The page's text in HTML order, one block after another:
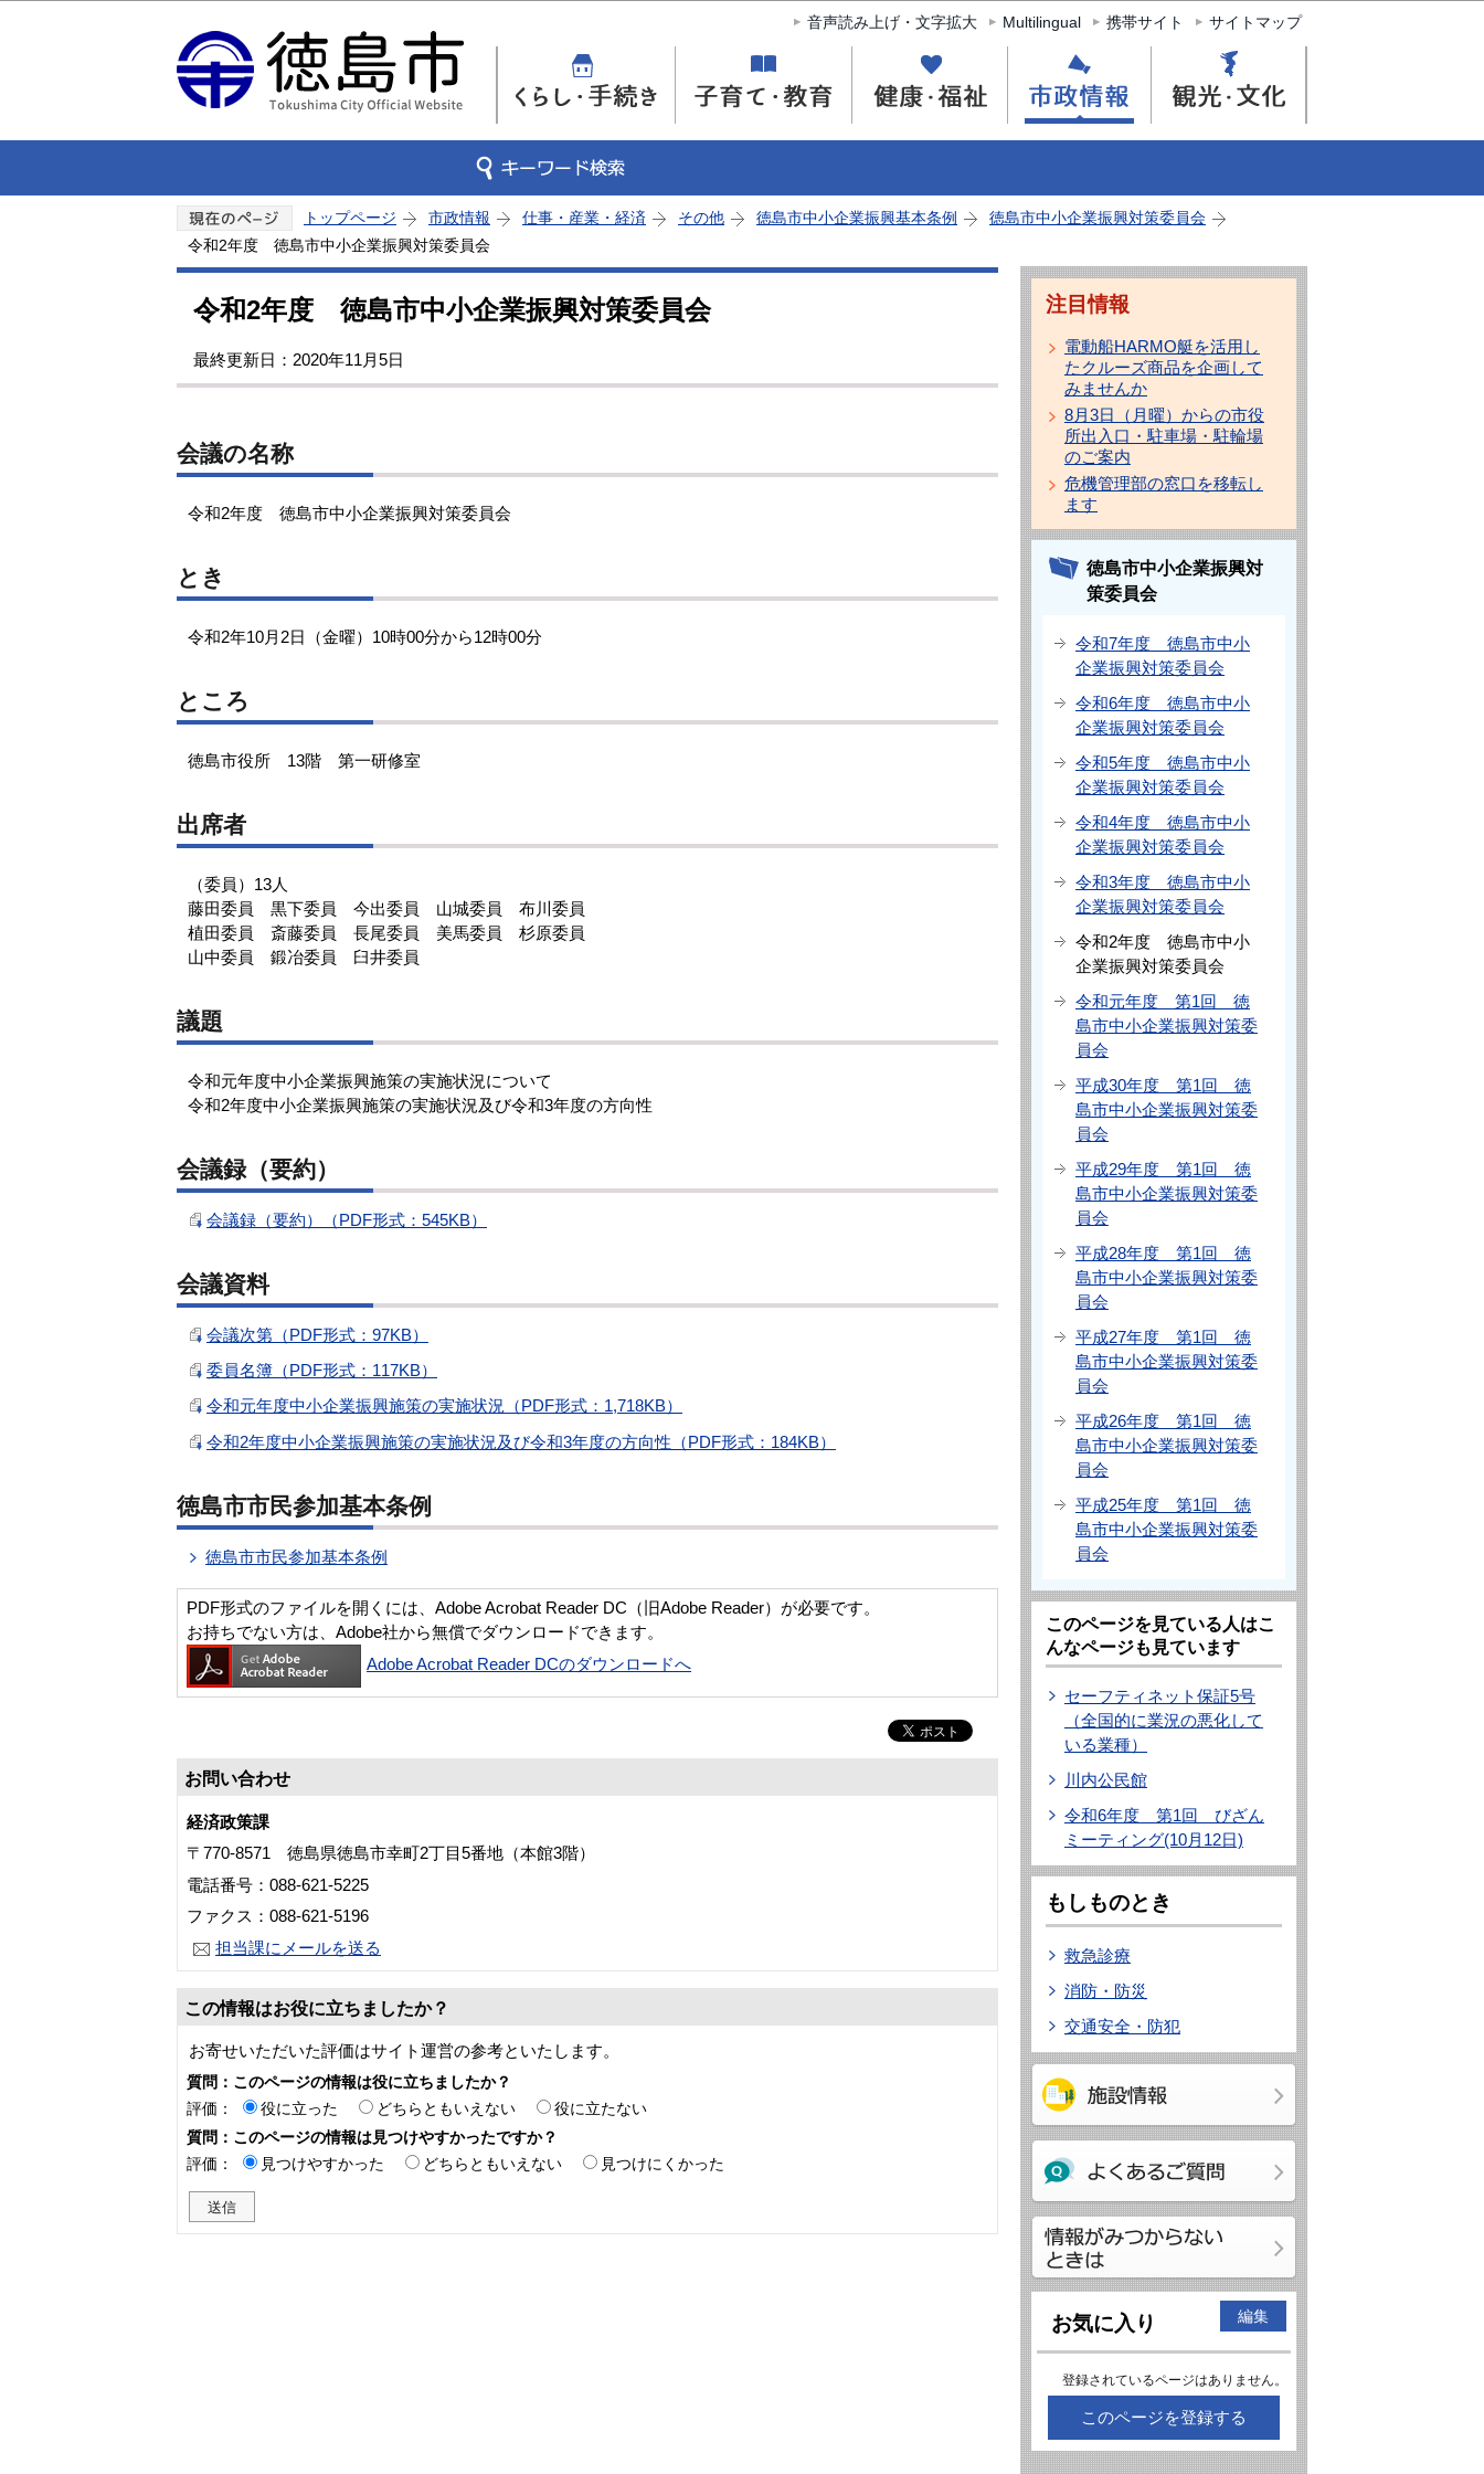
このページの本文へ移動
音声読み上げ・文字拡大 Multilingual 携帯サイト サイトマップ
トップページ 市政情報 仕事・産業・経済 その他 徳島市中小企業振興基本条例
徳島市中小企業振興対策委員会
令和2年度 徳島市中小企業振興対策委員会
令和2年度 徳島市中小企業振興対策委員会
最終更新日：2020年11月5日
会議の名称
令和2年度 徳島市中小企業振興対策委員会
とき
令和2年10月2日（金曜）10時00分から12時00分
ところ
徳島市役所 13階 第一研修室
出席者
（委員）13人
藤田委員 黒下委員 今出委員 山城委員 布川委員
植田委員 斎藤委員 長尾委員 美馬委員 杉原委員
山中委員 鍛冶委員 臼井委員
議題
令和元年度中小企業振興施策の実施状況について
令和2年度中小企業振興施策の実施状況及び令和3年度の方向性
会議録（要約）
会議録（要約）（PDF形式：545KB）
会議資料
会議次第（PDF形式：97KB）
委員名簿（PDF形式：117KB）
令和元年度中小企業振興施策の実施状況（PDF形式：1,718KB）
令和2年度中小企業振興施策の実施状況及び令和3年度の方向性（PDF形式：184KB）
徳島市市民参加基本条例
徳島市市民参加基本条例
PDF形式のファイルを開くには、Adobe Acrobat Reader DC（旧Adobe Reader）が必要です。
お持ちでない方は、Adobe社から無償でダウンロードできます。
Adobe Acrobat Reader DCのダウンロードへ
お問い合わせ
経済政策課
〒770-8571 徳島県徳島市幸町2丁目5番地（本館3階）
電話番号：088-621-5225
ファクス：088-621-5196
担当課にメールを送る
この情報はお役に立ちましたか？
お寄せいただいた評価はサイト運営の参考といたします。
質問：このページの情報は役に立ちましたか？
評価：
役に立った どちらともいえない
役に立たない
質問：このページの情報は見つけやすかったですか？
評価：
見つけやすかった どちらともいえない 見つけにくかった
注目情報
電動船HARMO艇を活用し
たクルーズ商品を企画して
みませんか
8月3日（月曜）からの市役
所出入口・駐車場・駐輪場
のご案内
危機管理部の窓口を移転し
ます
徳島市中小企業振興対
策委員会
令和7年度 徳島市中小
企業振興対策委員会
令和6年度 徳島市中小
企業振興対策委員会
令和5年度 徳島市中小
企業振興対策委員会
令和4年度 徳島市中小
企業振興対策委員会
令和3年度 徳島市中小
企業振興対策委員会
令和2年度 徳島市中小
企業振興対策委員会
令和元年度 第1回 徳
島市中小企業振興対策委
員会
平成30年度 第1回 徳
島市中小企業振興対策委
員会
平成29年度 第1回 徳
島市中小企業振興対策委
員会
平成28年度 第1回 徳
島市中小企業振興対策委
員会
平成27年度 第1回 徳
島市中小企業振興対策委
員会
平成26年度 第1回 徳
島市中小企業振興対策委
員会
平成25年度 第1回 徳
島市中小企業振興対策委
員会
このページを見ている人はこ
んなページも見ています
セーフティネット保証5号
（全国的に業況の悪化して
いる業種）
川内公民館
令和6年度 第1回 びざん
ミーティング(10月12日)
もしものとき
救急診療
消防・防災
交通安全・防犯
お気に入り 編集
登録されているページはありません。
このページを登録する